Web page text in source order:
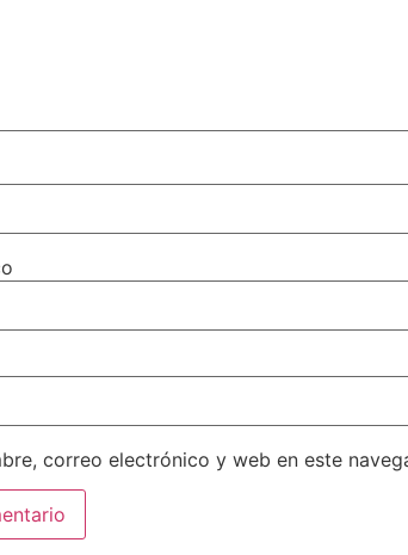
correo electrónico y web en este